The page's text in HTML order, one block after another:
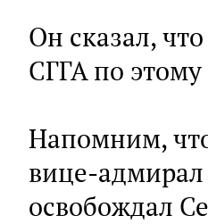
Он сказал,
СГГА по
Напомним,
вице-
освобождал